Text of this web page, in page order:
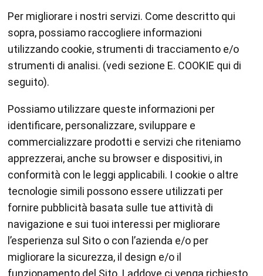
Per migliorare i nostri servizi. Come descritto qui
sopra, possiamo raccogliere informazioni
utilizzando cookie, strumenti di tracciamento e/o
strumenti di analisi. (vedi sezione E. COOKIE qui di
seguito).
Possiamo utilizzare queste informazioni per
identificare, personalizzare, sviluppare e
commercializzare prodotti e servizi che riteniamo
apprezzerai, anche su browser e dispositivi, in
conformità con le leggi applicabili. I cookie o altre
tecnologie simili possono essere utilizzati per
fornire pubblicità basata sulle tue attività di
navigazione e sui tuoi interessi per migliorare
l’esperienza sul Sito o con l’azienda e/o per
migliorare la sicurezza, il design e/o il
funzionamento del Sito. Laddove ci venga richiesto